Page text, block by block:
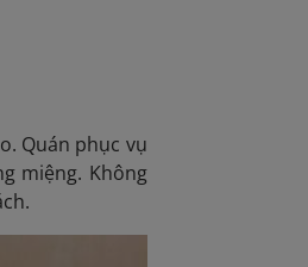
Quán phục vụ
miệng. Không